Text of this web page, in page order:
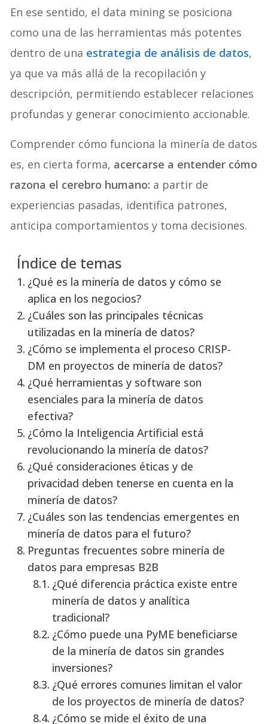
En ese sentido, el data mining se posiciona
como una de las herramientas más potentes
dentro de una estrategia de análisis de datos,
ya que va más allá de la recopilación y
descripción, permitiendo establecer relaciones
profundas y generar conocimiento accionable.
Comprender cómo funciona la minería de datos
es, en cierta forma, acercarse a entender cómo
razona el cerebro humano: a partir de
experiencias pasadas, identifica patrones,
anticipa comportamientos y toma decisiones.
Índice de temas
¿Qué es la minería de datos y cómo se
aplica en los negocios?
¿Cuáles son las principales técnicas
utilizadas en la minería de datos?
¿Cómo se implementa el proceso CRISP-
DM en proyectos de minería de datos?
¿Qué herramientas y software son
esenciales para la minería de datos
efectiva?
¿Cómo la Inteligencia Artificial está
revolucionando la minería de datos?
¿Qué consideraciones éticas y de
privacidad deben tenerse en cuenta en la
minería de datos?
¿Cuáles son las tendencias emergentes en
minería de datos para el futuro?
Preguntas frecuentes sobre minería de
datos para empresas B2B
¿Qué diferencia práctica existe entre
minería de datos y analítica
tradicional?
¿Cómo puede una PyME beneficiarse
de la minería de datos sin grandes
inversiones?
¿Qué errores comunes limitan el valor
de los proyectos de minería de datos?
¿Cómo se mide el éxito de una